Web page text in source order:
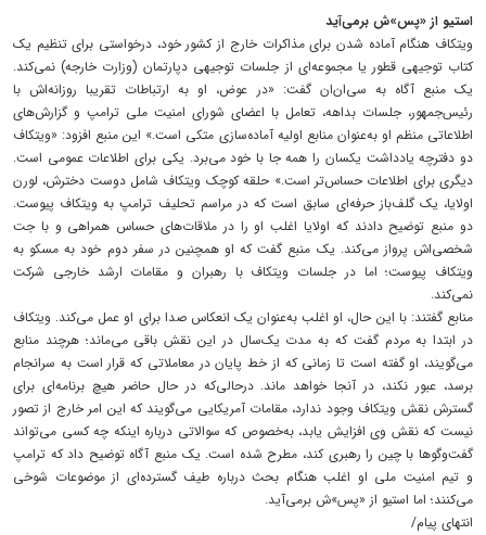
استیو از «پس‌»ش برمی‌آید
ویتکاف هنگام آماده شدن برای مذاکرات خارج از کشور خود، درخواستی برای تنظیم یک
کتاب توجیهی قطور یا مجموعه‌ای از جلسات توجیهی دپارتمان (وزارت خارجه) نمی‌کند.
یک منبع آگاه به سی‌ان‌ان گفت: «در عوض، او به ارتباطات تقریبا روزانه‌اش با
رئیس‌جمهور، جلسات بداهه، تعامل با اعضای شورای امنیت ملی ترامپ و گزارش‌های
اطلاعاتی منظم او به‌عنوان منابع اولیه آماده‌سازی متکی است.» این منبع افزود: «ویتکاف
دو دفترچه یادداشت یکسان را همه جا با خود می‌برد. یکی برای اطلاعات عمومی است.
دیگری برای اطلاعات حساس‌تر است.» حلقه کوچک ویتکاف شامل دوست دخترش، لورن
اولایا، یک گلف‌باز حرفه‌ای سابق است که در مراسم تحلیف ترامپ به ویتکاف پیوست.
دو منبع توضیح دادند که اولایا اغلب او را در ملاقات‌های حساس همراهی و با جت
شخصی‌اش پرواز می‌کند. یک منبع گفت که او همچنین در سفر دوم خود به مسکو به
ویتکاف پیوست؛ اما در جلسات ویتکاف با رهبران و مقامات ارشد خارجی شرکت
نمی‌کند.
منابع گفتند: با این حال، او اغلب به‌عنوان یک انعکاس صدا برای او عمل می‌کند. ویتکاف
در ابتدا به مردم گفت که به مدت یک‌سال در این نقش باقی می‌ماند؛ هرچند منابع
می‌گویند، او گفته است تا زمانی که از خط پایان در معاملاتی که قرار است به سرانجام
برسد، عبور نکند، در آنجا خواهد ماند. درحالی‌که در حال حاضر هیچ برنامه‌ای برای
گسترش نقش ویتکاف وجود ندارد، مقامات آمریکایی می‌گویند که این امر خارج از تصور
نیست که نقش وی افزایش یابد، به‌خصوص که سوالاتی درباره اینکه چه کسی می‌تواند
گفت‌وگوها با چین را رهبری کند، مطرح شده است. یک منبع آگاه توضیح داد که ترامپ
و تیم امنیت ملی او اغلب هنگام بحث درباره طیف گسترده‌ای از موضوعات شوخی
می‌کنند؛ اما استیو از «پس»ش برمی‌آید.
انتهای پیام/